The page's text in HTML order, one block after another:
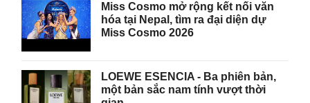
Miss Cosmo mở rộng kết nối văn
hóa tại Nepal, tìm ra đại diện dự
Miss Cosmo 2026
LOEWE ESENCIA - Ba phiên bản,
một bản sắc nam tính vượt thời